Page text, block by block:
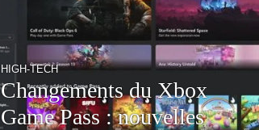
DIGITAL & WEB
Meta AI et la
personnalisation